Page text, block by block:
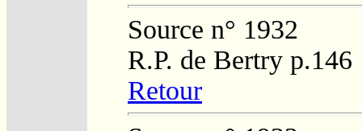
Source n° 1932
R.P. de Bertry p.146
Retour